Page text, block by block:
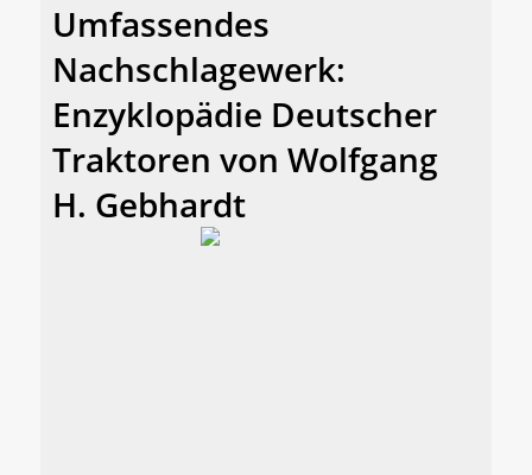
Umfassendes
Nachschlagewerk:
Enzyklopädie Deutscher
Traktoren von Wolfgang
H. Gebhardt